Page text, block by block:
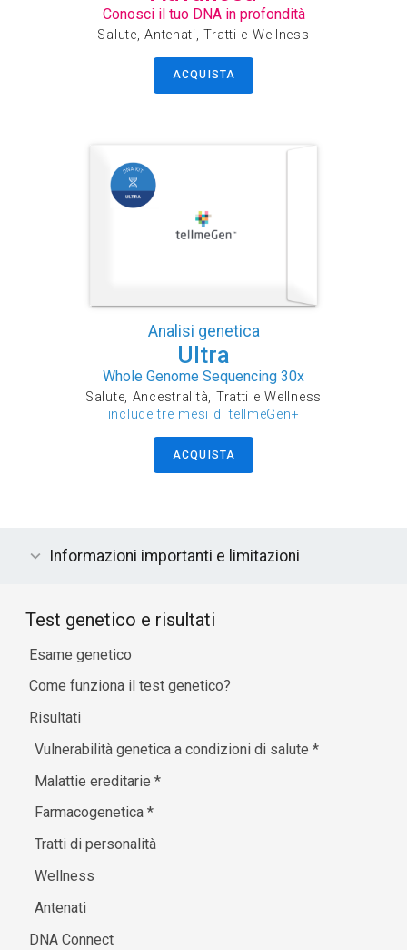
Conosci il tuo DNA in profondità
Salute, Antenati, Tratti e Wellness
ACQUISTA
Analisi genetica
Ultra
Whole Genome Sequencing 30x
Salute, Ancestralità, Tratti e Wellness
include tre mesi di tellmeGen+
ACQUISTA
Informazioni importanti e limitazioni
Test genetico e risultati
Esame genetico
Come funziona il test genetico?
Risultati
Vulnerabilità genetica a condizioni di salute*
Malattie ereditarie*
Farmacogenetica*
Tratti di personalità
Wellness
Antenati
DNA Connect